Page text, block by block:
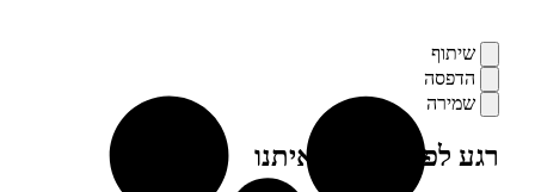
מילה מאיתנו